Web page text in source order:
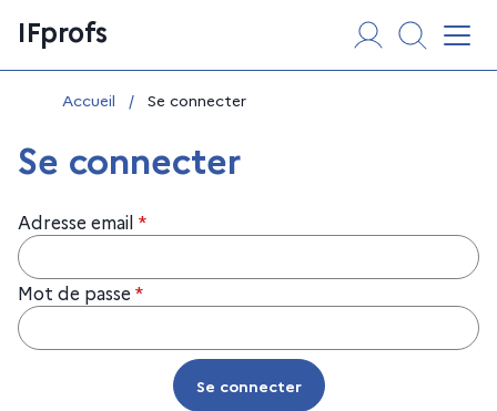
au
contenu
IFprofs
Vous êtes ici :
Accueil / Se connecter
Se connecter
Adresse email *
Mot de passe *
Se connecter
Se connecter